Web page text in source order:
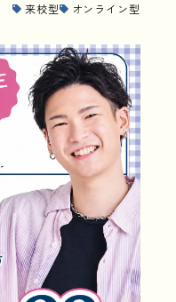
方
問 交通アクセス
情報の公開
個人情報保護方針
来校型 オンライン型